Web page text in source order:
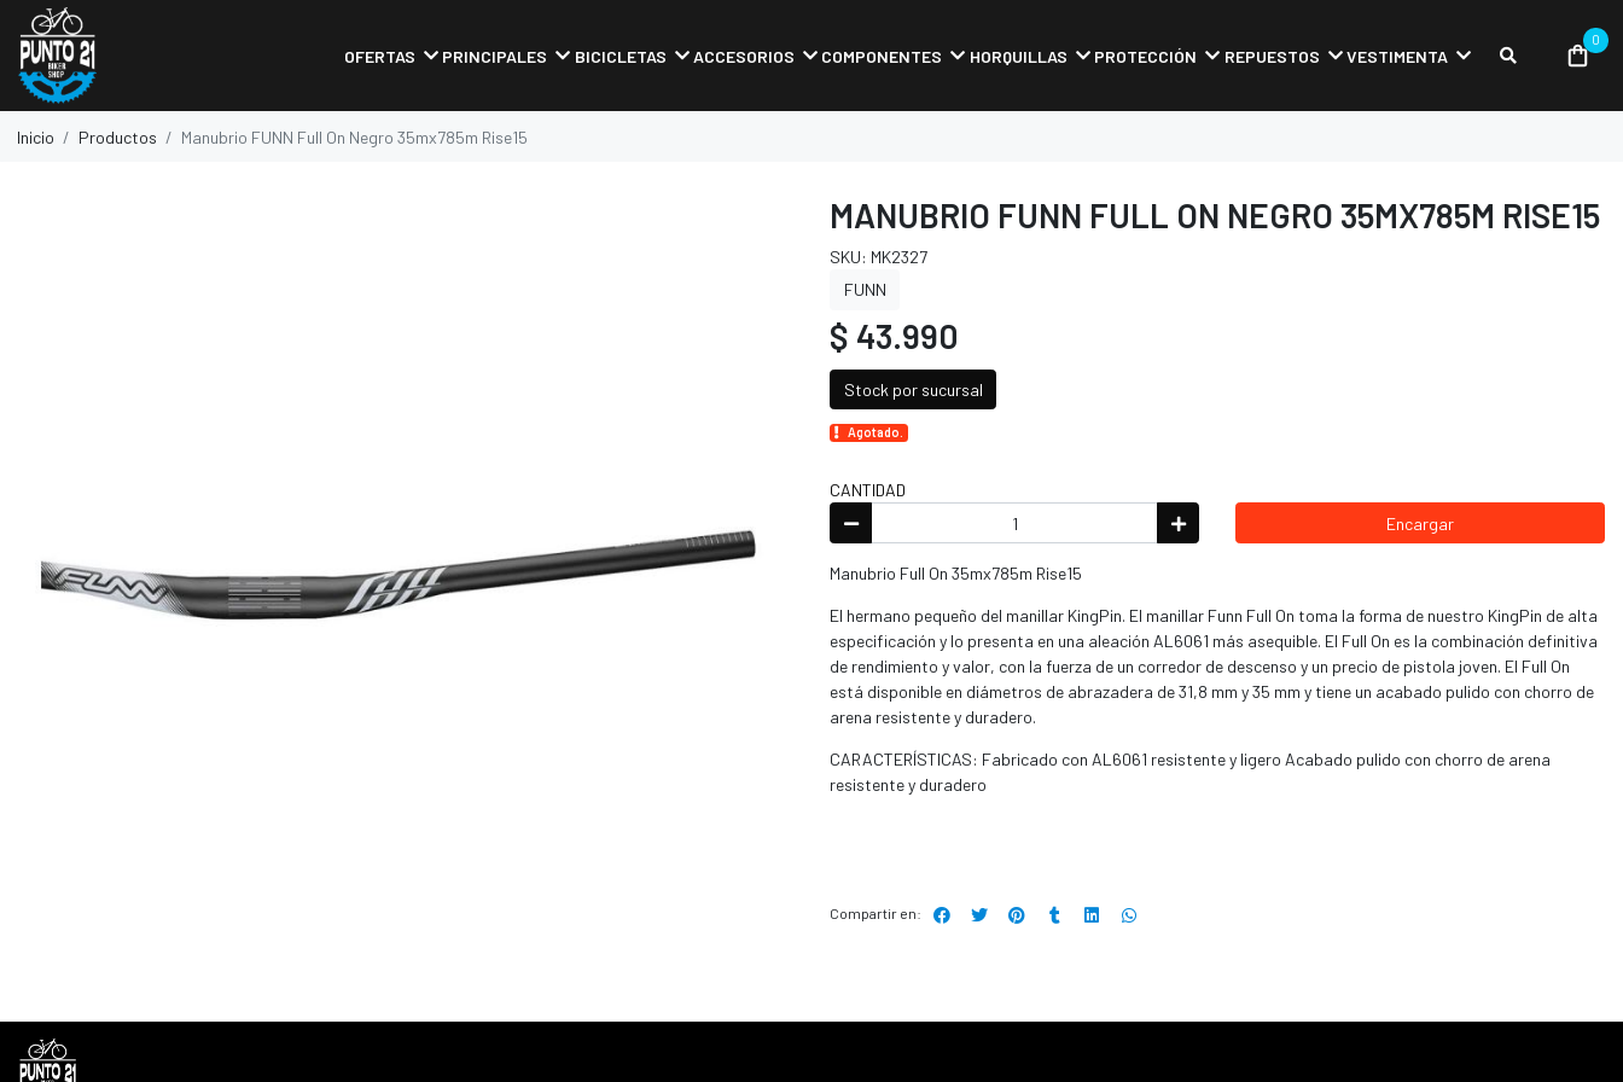
OFERTAS PRINCIPALES BICICLETAS ACCESORIOS COMPONENTES HORQUILLAS PROTECCIÓN REPUESTOS VESTIMENTA
0
Inicio Productos Manubrio FUNN Full On Negro 35mx785m Rise15
MANUBRIO FUNN FULL ON NEGRO 35MX785M RISE15
SKU: MK2327
FUNN
$ 43.990
Stock por sucursal
Agotado.
CANTIDAD
Encargar
Manubrio Full On 35mx785m Rise15
El hermano pequeño del manillar KingPin. El manillar Funn Full On toma la forma de nuestro KingPin de alta
especificación y lo presenta en una aleación AL6061 más asequible. El Full On es la combinación definitiva
de rendimiento y valor, con la fuerza de un corredor de descenso y un precio de pistola joven. El Full On
está disponible en diámetros de abrazadera de 31,8 mm y 35 mm y tiene un acabado pulido con chorro de
arena resistente y duradero.
CARACTERÍSTICAS: Fabricado con AL6061 resistente y ligero Acabado pulido con chorro de arena
resistente y duradero
Compartir en: